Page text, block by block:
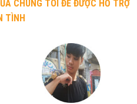
CHÚNG TÔI ĐỂ ĐƯỢC HỖ TRỢ
TÌNH